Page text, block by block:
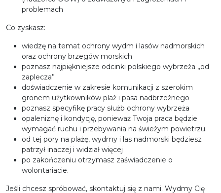
problemach
Co zyskasz:
wiedzę na temat ochrony wydm i lasów nadmorskich
oraz ochrony brzegów morskich
poznasz najpiękniejsze odcinki polskiego wybrzeża „od
zaplecza”
doświadczenie w zakresie komunikacji z szerokim
gronem użytkowników plaż i pasa nadbrzeżnego
poznasz specyfikę pracy służb ochrony wybrzeża
opaleniznę i kondycję, ponieważ Twoja praca będzie
wymagać ruchu i przebywania na świeżym powietrzu.
od tej pory na plażę, wydmy i las nadmorski będziesz
patrzył inaczej i widział więcej
po zakończeniu otrzymasz zaświadczenie o
wolontariacie.
Jeśli chcesz spróbować, skontaktuj się z nami. Wydmy Cię